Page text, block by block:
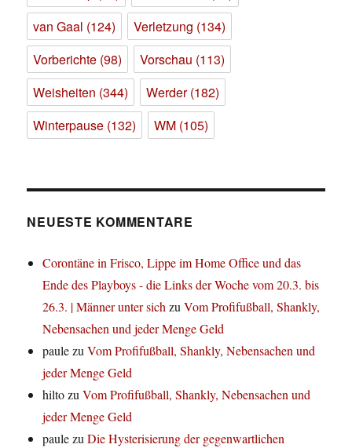
van Gaal (124) Verletzung (134)
Vorberichte (98) Vorschau (113)
Weisheiten (344) Werder(182)
Winterpause (132) WM (105)
NEUESTE KOMMENTARE
Corontäne in Frisco, Lippe im Home Office und das
Ende des Playboys - die Links der Woche vom 20.3. bis
26.3. | Männer unter sichzuVom Profifußball, Shankly,
Nebensachen und jeder Menge Geld
paulezuVom Profifußball, Shankly, Nebensachen und
jeder Menge Geld
hiltozuVom Profifußball, Shankly, Nebensachen und
jeder Menge Geld
paulezuDie Hysterisierung der gegenwartlichen